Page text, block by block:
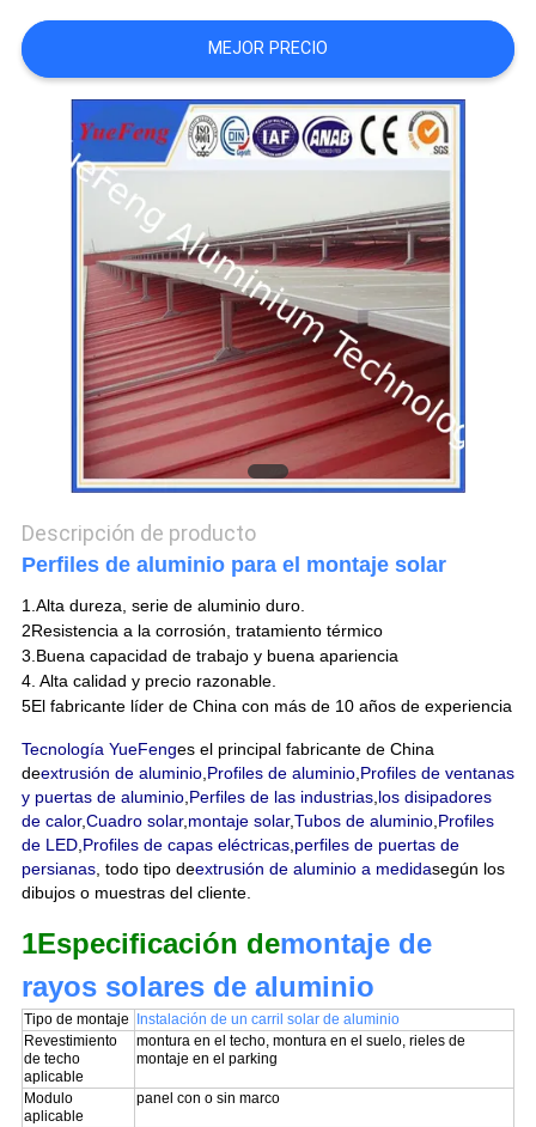
MAPA
DEL
SITIO
PRIVACY
POLICY
MEJOR PRECIO
Descripción de producto
Perfiles de aluminio para el montaje solar
1.Alta dureza, serie de aluminio duro.
2Resistencia a la corrosión, tratamiento térmico
3.Buena capacidad de trabajo y buena apariencia
4. Alta calidad y precio razonable.
5El fabricante líder de China con más de 10 años de experiencia
Tecnología YueFenges el principal fabricante de China
deextrusión de aluminio,Profiles de aluminio,Profiles de ventanas
y puertas de aluminio,Perfiles de las industrias,los disipadores
de calor,Cuadro solar,montaje solar,Tubos de aluminio,Profiles
de LED,Profiles de capas eléctricas,perfiles de puertas de
persianas, todo tipo deextrusión de aluminio a medidasegún los
dibujos o muestras del cliente.
1Especificación demontaje de
rayos solares de aluminio
Tipo de montaje
Instalación de un carril solar de aluminio
Revestimiento
de techo
aplicable
montura en el techo, montura en el suelo, rieles de
montaje en el parking
Modulo
aplicable
panel con o sin marco